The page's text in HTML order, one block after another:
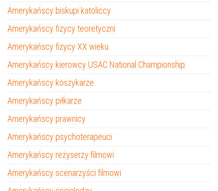
Amerykańscy biskupi katoliccy
Amerykańscy fizycy teoretyczni
Amerykańscy fizycy XX wieku
Amerykańscy kierowcy USAC National Championship
Amerykańscy koszykarze
Amerykańscy piłkarze
Amerykańscy prawnicy
Amerykańscy psychoterapeuci
Amerykańscy reżyserzy filmowi
Amerykańscy scenarzyści filmowi